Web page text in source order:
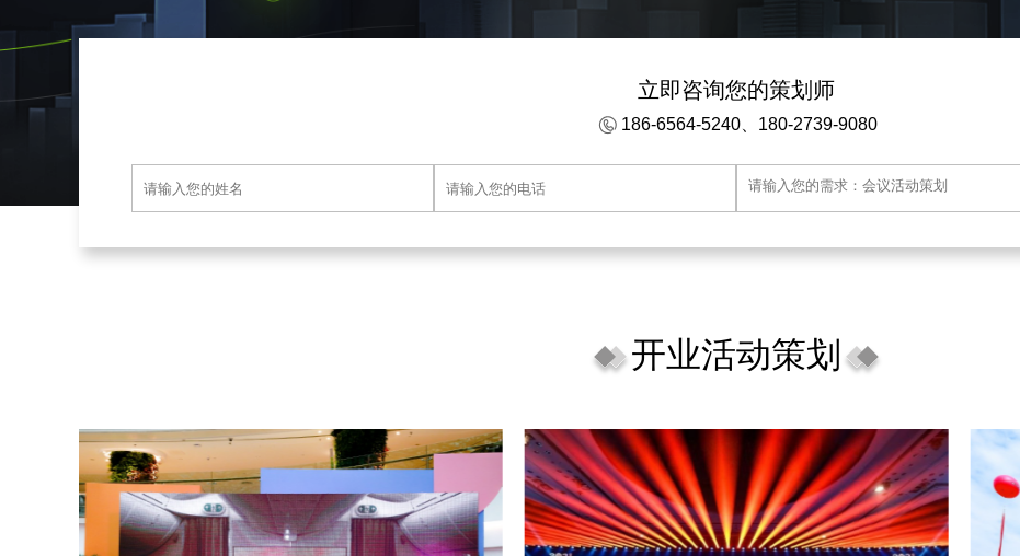
立即咨询您的策划师
186-6564-5240、180-2739-9080
开业活动策划